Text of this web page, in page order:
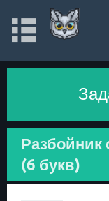
Разбойник
(6 букв)